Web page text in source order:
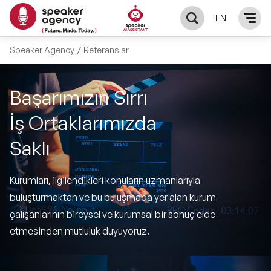
EN
KONUŞMACILAR
Yerel Konuşmacılar
Global Konuşmacılar
Exclusive Konuşmacılar
Tüm Konuşmacılar
KONULAR
Öne Çıkan Konular
Exclusive Konuşmacılarımız
Ünlü Konuşmacılar
İlham Veren Konuşmacılar
İlham Veren Kadın Konuşmacılar
ÇÖZÜMLER
Keynote & Konuşma
Master Class Workshop
Akış Sunumu & Moderasyon
INFLUENCER
HAKKIMIZDA
Speaker Agency Referanslar
Başarımızın Sırrı
İş Ortaklarımızda
Saklı
Kurumları, ilgilendikleri konuların uzmanlarıyla
buluşturmaktan ve bu buluşmada yer alan kurum
çalışanlarının bireysel ve kurumsal bir sonuç elde
etmesinden mutluluk duyuyoruz.